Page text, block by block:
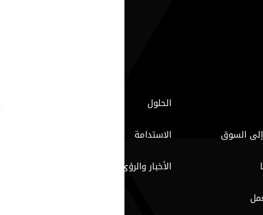
الحلول
السوق
الاستدامة
الأخبار والرؤى